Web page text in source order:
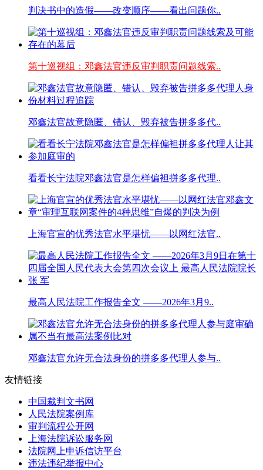
判决书中的造假——改变顺序——看出问题你..
第十巡视组：邓鑫法官违反审判职责问题线索..
邓鑫法官故意隐匿、错认、毁弃被告拼多多代..
看看长宁法院邓鑫法官是怎样偏袒拼多多代理..
上海官宣的优秀法官水平堪忧——以网红法官..
最高人民法院工作报告全文 ——2026年3月9..
邓鑫法官允许无合法身份的拼多多代理人参与..
友情链接
中国裁判文书网
人民法院案例库
审判流程公开网
上海法院诉讼服务网
法院网上申诉信访平台
违法违纪举报中心